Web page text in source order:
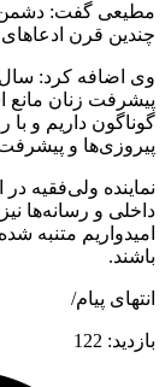
مطیعی گفت: دشمن
چندین قرن
وی اضافه کرد:
پیشرفت زنان
گوناگون داریم و
پیروزی‌ها و
نماینده ولی‌فقیه
داخلی و رسانه‌ها
امیدواریم متنبه
باشند.
انتهای پیام/
بازدید: 122